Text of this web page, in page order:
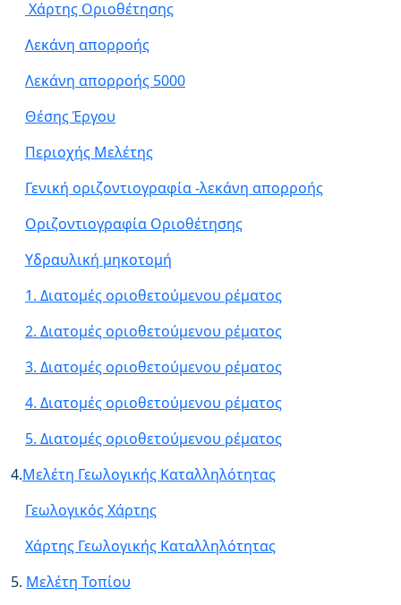
Χάρτης Οριοθέτησης
Λεκάνη απορροής
Λεκάνη απορροής 5000
Θέσης Έργου
Περιοχής Μελέτης
Γενική οριζοντιογραφία -λεκάνη απορροής
Οριζοντιογραφία Οριοθέτησης
Υδραυλική μηκοτομή
1. Διατομές οριοθετούμενου ρέματος
2. Διατομές οριοθετούμενου ρέματος
3. Διατομές οριοθετούμενου ρέματος
4. Διατομές οριοθετούμενου ρέματος
5. Διατομές οριοθετούμενου ρέματος
4.Μελέτη Γεωλογικής Καταλληλότητας
Γεωλογικός Χάρτης
Χάρτης Γεωλογικής Καταλληλότητας
5. Μελέτη Τοπίου